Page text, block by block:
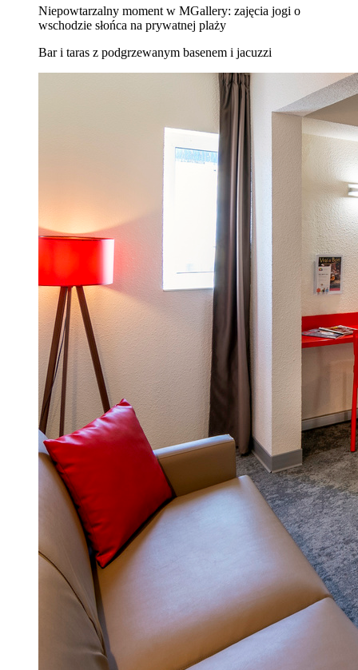
Niepowtarzalny moment w MGallery: zajęcia jogi o
wschodzie słońca na prywatnej plaży
Bar i taras z podgrzewanym basenem i jacuzzi